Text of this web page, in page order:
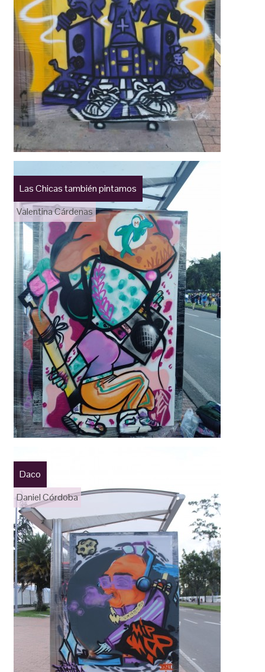
Las Chicas también pintamos
Valentina Cárdenas
Daco
Daniel Córdoba